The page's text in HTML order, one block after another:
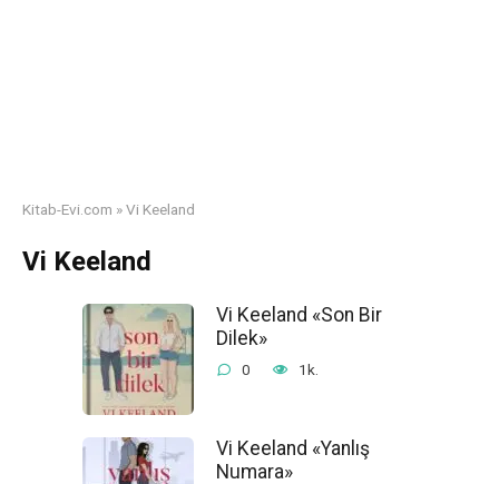
Kitab-Evi.com »Vi Keeland
Vi Keeland
Vi Keeland «Son Bir
Dilek»
0 1k.
Vi Keeland «Yanlış
Numara»